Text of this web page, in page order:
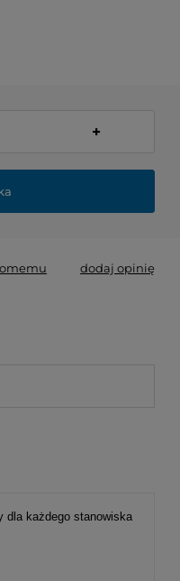
+
dodaj opinię
dla każdego stanowiska